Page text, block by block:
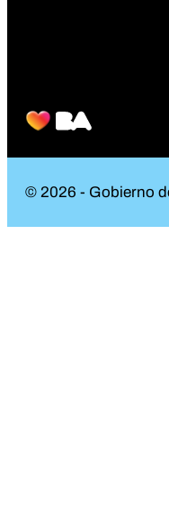
© 2026 - Gobierno